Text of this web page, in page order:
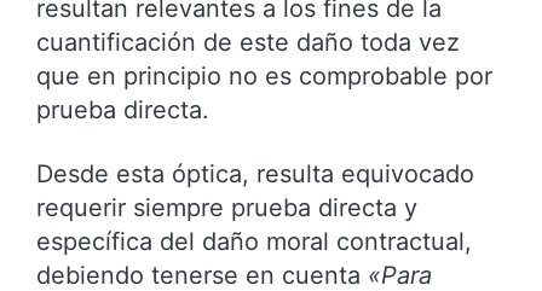
resultan relevantes a los fines de la
cuantificación de este daño toda vez
que en principio no es comprobable por
prueba directa.
Desde esta óptica, resulta equivocado
requerir siempre prueba directa y
específica del daño moral contractual,
debiendo tenerse en cuenta «Para